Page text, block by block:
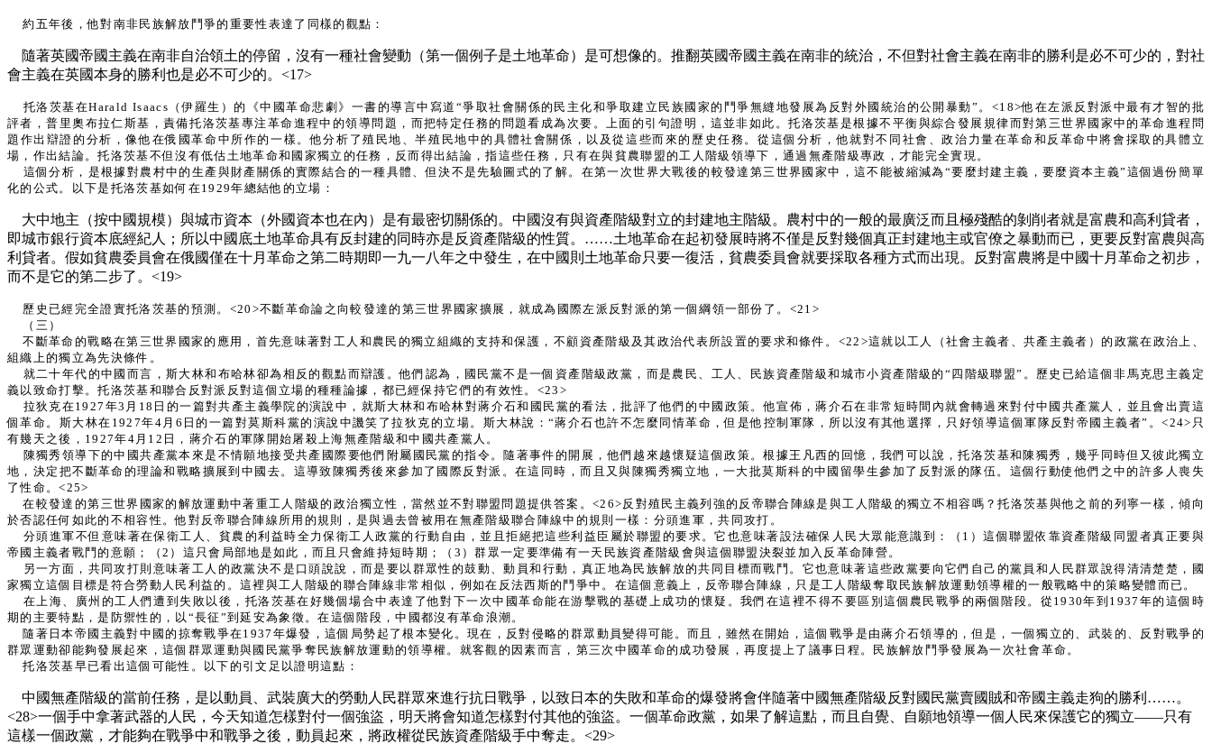
約五年後，他對南非民族解放鬥爭的重要性表達了同樣的觀點：
隨著英國帝國主義在南非自治領土的停留，沒有一種社會變動（第一個例子是土地革命）是可想像的。推翻英國帝國主義在南非的統治，不但對社會主義在南非的勝利是必不可少的，對社
會主義在英國本身的勝利也是必不可少的。<17>
托洛茨基在Harald Isaacs（伊羅生）的《中國革命悲劇》一書的導言中寫道“爭取社會關係的民主化和爭取建立民族國家的鬥爭無縫地發展為反對外國統治的公開暴動”。<18>他在左派反對派中最有才智的批
評者，普里奧布拉仁斯基，責備托洛茨基專注革命進程中的領導問題，而把特定任務的問題看成為次要。上面的引句證明，這並非如此。托洛茨基是根據不平衡與綜合發展規律而對第三世界國家中的革命進程問
題作出辯證的分析，像他在俄國革命中所作的一樣。他分析了殖民地、半殖民地中的具體社會關係，以及從這些而來的歷史任務。從這個分析，他就對不同社會、政治力量在革命和反革命中將會採取的具體立
場，作出結論。托洛茨基不但沒有低估土地革命和國家獨立的任務，反而得出結論，指這些任務，只有在與貧農聯盟的工人階級領導下，通過無產階級專政，才能完全實現。
這個分析，是根據對農村中的生產與財產關係的實際結合的一種具體、但決不是先驗圖式的了解。在第一次世界大戰後的較發達第三世界國家中，這不能被縮減為“要麼封建主義，要麼資本主義”這個過份簡單
化的公式。以下是托洛茨基如何在1929年總結他的立場：
大中地主（按中國規模）與城市資本（外國資本也在內）是有最密切關係的。中國沒有與資產階級對立的封建地主階級。農村中的一般的最廣泛而且極殘酷的剝削者就是富農和高利貸者，
即城市銀行資本底經紀人；所以中國底土地革命具有反封建的同時亦是反資產階級的性質。……土地革命在起初發展時將不僅是反對幾個真正封建地主或官僚之暴動而已，更要反對富農與高
利貸者。假如貧農委員會在俄國僅在十月革命之第二時期即一九一八年之中發生，在中國則土地革命只要一復活，貧農委員會就要採取各種方式而出現。反對富農將是中國十月革命之初步，
而不是它的第二步了。<19>
歷史已經完全證實托洛茨基的預測。<20>不斷革命論之向較發達的第三世界國家擴展，就成為國際左派反對派的第一個綱領一部份了。<21>
（三）
不斷革命的戰略在第三世界國家的應用，首先意味著對工人和農民的獨立組織的支持和保護，不顧資產階級及其政治代表所設置的要求和條件。<22>這就以工人（社會主義者、共產主義者）的政黨在政治上、
組織上的獨立為先決條件。
就二十年代的中國而言，斯大林和布哈林卻為相反的觀點而辯護。他們認為，國民黨不是一個資產階級政黨，而是農民、工人、民族資產階級和城市小資產階級的“四階級聯盟”。歷史已給這個非馬克思主義定
義以致命打擊。托洛茨基和聯合反對派反對這個立場的種種論據，都已經保持它們的有效性。<23>
拉狄克在1927年3月18日的一篇對共產主義學院的演說中，就斯大林和布哈林對蔣介石和國民黨的看法，批評了他們的中國政策。他宣佈，蔣介石在非常短時間內就會轉過來對付中國共產黨人，並且會出賣這
個革命。斯大林在1927年4月6日的一篇對莫斯科黨的演說中譏笑了拉狄克的立場。斯大林說：“蔣介石也許不怎麼同情革命，但是他控制軍隊，所以沒有其他選擇，只好領導這個軍隊反對帝國主義者”。<24>只
有幾天之後，1927年4月12日，蔣介石的軍隊開始屠殺上海無產階級和中國共產黨人。
陳獨秀領導下的中國共產黨本來是不情願地接受共產國際要他們附屬國民黨的指令。隨著事件的開展，他們越來越懷疑這個政策。根據王凡西的回憶，我們可以說，托洛茨基和陳獨秀，幾乎同時但又彼此獨立
地，決定把不斷革命的理論和戰略擴展到中國去。這導致陳獨秀後來參加了國際反對派。在這同時，而且又與陳獨秀獨立地，一大批莫斯科的中國留學生參加了反對派的隊伍。這個行動使他們之中的許多人喪失
了性命。<25>
在較發達的第三世界國家的解放運動中著重工人階級的政治獨立性，當然並不對聯盟問題提供答案。<26>反對殖民主義列強的反帝聯合陣線是與工人階級的獨立不相容嗎？托洛茨基與他之前的列寧一樣，傾向
於否認任何如此的不相容性。他對反帝聯合陣線所用的規則，是與過去曾被用在無產階級聯合陣線中的規則一樣：分頭進軍，共同攻打。
分頭進軍不但意味著在保衛工人、貧農的利益時全力保衛工人政黨的行動自由，並且拒絕把這些利益臣屬於聯盟的要求。它也意味著設法確保人民大眾能意識到：（1）這個聯盟依靠資產階級同盟者真正要與
帝國主義者戰鬥的意願；（2）這只會局部地是如此，而且只會維持短時期；（3）群眾一定要準備有一天民族資產階級會與這個聯盟決裂並加入反革命陣營。
另一方面，共同攻打則意味著工人的政黨決不是口頭說說，而是要以群眾性的鼓動、動員和行動，真正地為民族解放的共同目標而戰鬥。它也意味著這些政黨要向它們自己的黨員和人民群眾說得清清楚楚，國
家獨立這個目標是符合勞動人民利益的。這裡與工人階級的聯合陣線非常相似，例如在反法西斯的鬥爭中。在這個意義上，反帝聯合陣線，只是工人階級奪取民族解放運動領導權的一般戰略中的策略變體而已。
在上海、廣州的工人們遭到失敗以後，托洛茨基在好幾個場合中表達了他對下一次中國革命能在游擊戰的基礎上成功的懷疑。我們在這裡不得不要區別這個農民戰爭的兩個階段。從1930年到1937年的這個時
期的主要特點，是防禦性的，以“長征”到延安為象徵。在這個階段，中國都沒有革命浪潮。
隨著日本帝國主義對中國的掠奪戰爭在1937年爆發，這個局勢起了根本變化。現在，反對侵略的群眾動員變得可能。而且，雖然在開始，這個戰爭是由蔣介石領導的，但是，一個獨立的、武裝的、反對戰爭的
群眾運動卻能夠發展起來，這個群眾運動與國民黨爭奪民族解放運動的領導權。就客觀的因素而言，第三次中國革命的成功發展，再度提上了議事日程。民族解放鬥爭發展為一次社會革命。
托洛茨基早已看出這個可能性。以下的引文足以證明這點：
中國無產階級的當前任務，是以動員、武裝廣大的勞動人民群眾來進行抗日戰爭，以致日本的失敗和革命的爆發將會伴隨著中國無產階級反對國民黨賣國賊和帝國主義走狗的勝利……。
<28>一個手中拿著武器的人民，今天知道怎樣對付一個強盜，明天將會知道怎樣對付其他的強盜。一個革命政黨，如果了解這點，而且自覺、自願地領導一個人民來保護它的獨立——只有
這樣一個政黨，才能夠在戰爭中和戰爭之後，動員起來，將政權從民族資產階級手中奪走。<29>